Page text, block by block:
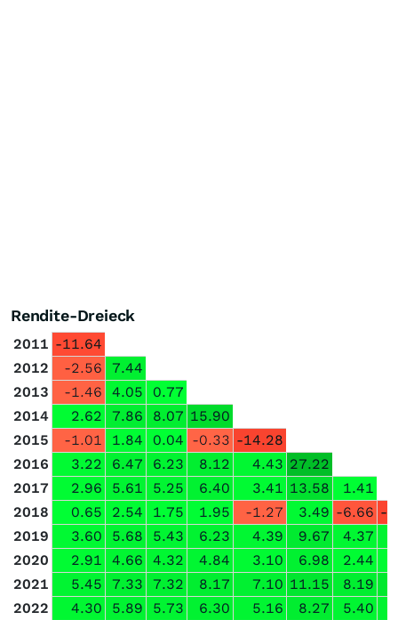
Rendite-Dreieck
2011 -11.64
2012
-2.56
7.44
2013
-1.46 4.05
0.77
2014
2.62 7.86 8.07 15.90
2015
-1.01 1.84 0.04 -0.33 -14.28
2016
3.22 6.47 6.23 8.12 4.43 27.22
2017
2.96 5.61 5.25 6.40 3.41 13.58
1.41
2018
0.65 2.54 1.75 1.95 -1.27 3.49 -6.66 -
2019
3.60 5.68 5.43 6.23 4.39 9.67 4.37
2020
2.91 4.66 4.32 4.84 3.10 6.98 2.44
2021
5.45 7.33 7.32 8.17 7.10 11.15 8.19
2022
4.30 5.89 5.73 6.30 5.16 8.27 5.40